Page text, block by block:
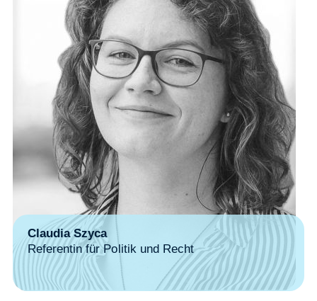
Claudia Szyca
Referentin für Politik und Recht